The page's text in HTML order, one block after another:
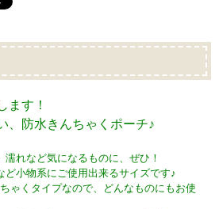
ます！
、防水きんちゃくポーチ♪
れなど気になるものに、ぜひ！
ど小物系にご使用出来るサイズです♪
ゃくタイプなので、どんなものにもお使